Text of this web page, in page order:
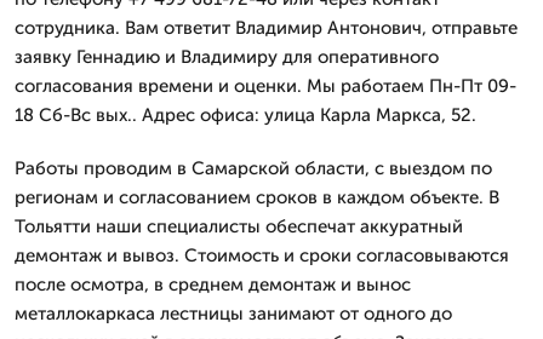
сотрудника. Вам ответит Владимир Антонович, отправьте
заявку Геннадию и Владимиру для оперативного
согласования времени и оценки. Мы работаем Пн-Пт 09-
18 Сб-Вс вых.. Адрес офиса: улица Карла Маркса, 52.
Работы проводим в Самарской области, с выездом по
регионам и согласованием сроков в каждом объекте. В
Тольятти наши специалисты обеспечат аккуратный
демонтаж и вывоз. Стоимость и сроки согласовываются
после осмотра, в среднем демонтаж и вынос
металлокаркаса лестницы занимают от одного до